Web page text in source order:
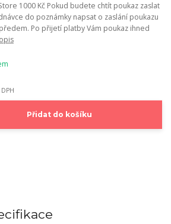
1000 Kč Pokud budete chtít poukaz zaslat
do poznámky napsat o zaslání poukazu
Po přijetí platby Vám poukaz ihned
Přidat do košíku